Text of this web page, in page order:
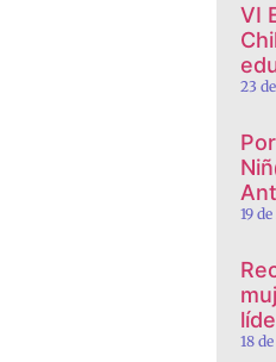
VI
23
19
18